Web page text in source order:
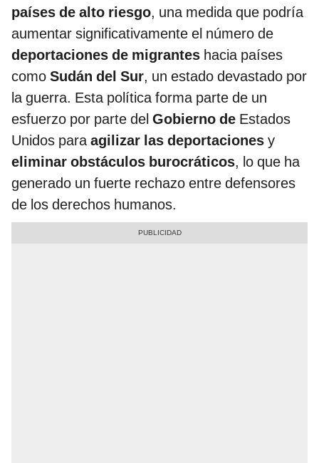
países de alto riesgo, una medida que podría
aumentar significativamente el número de
deportaciones de migrantes hacia países
como Sudán del Sur, un estado devastado por
la guerra. Esta política forma parte de un
esfuerzo por parte del Gobierno de Estados
Unidos paraagilizar las deportaciones y
eliminar obstáculos burocráticos, lo que ha
generado un fuerte rechazo entre defensores
de los derechos humanos.